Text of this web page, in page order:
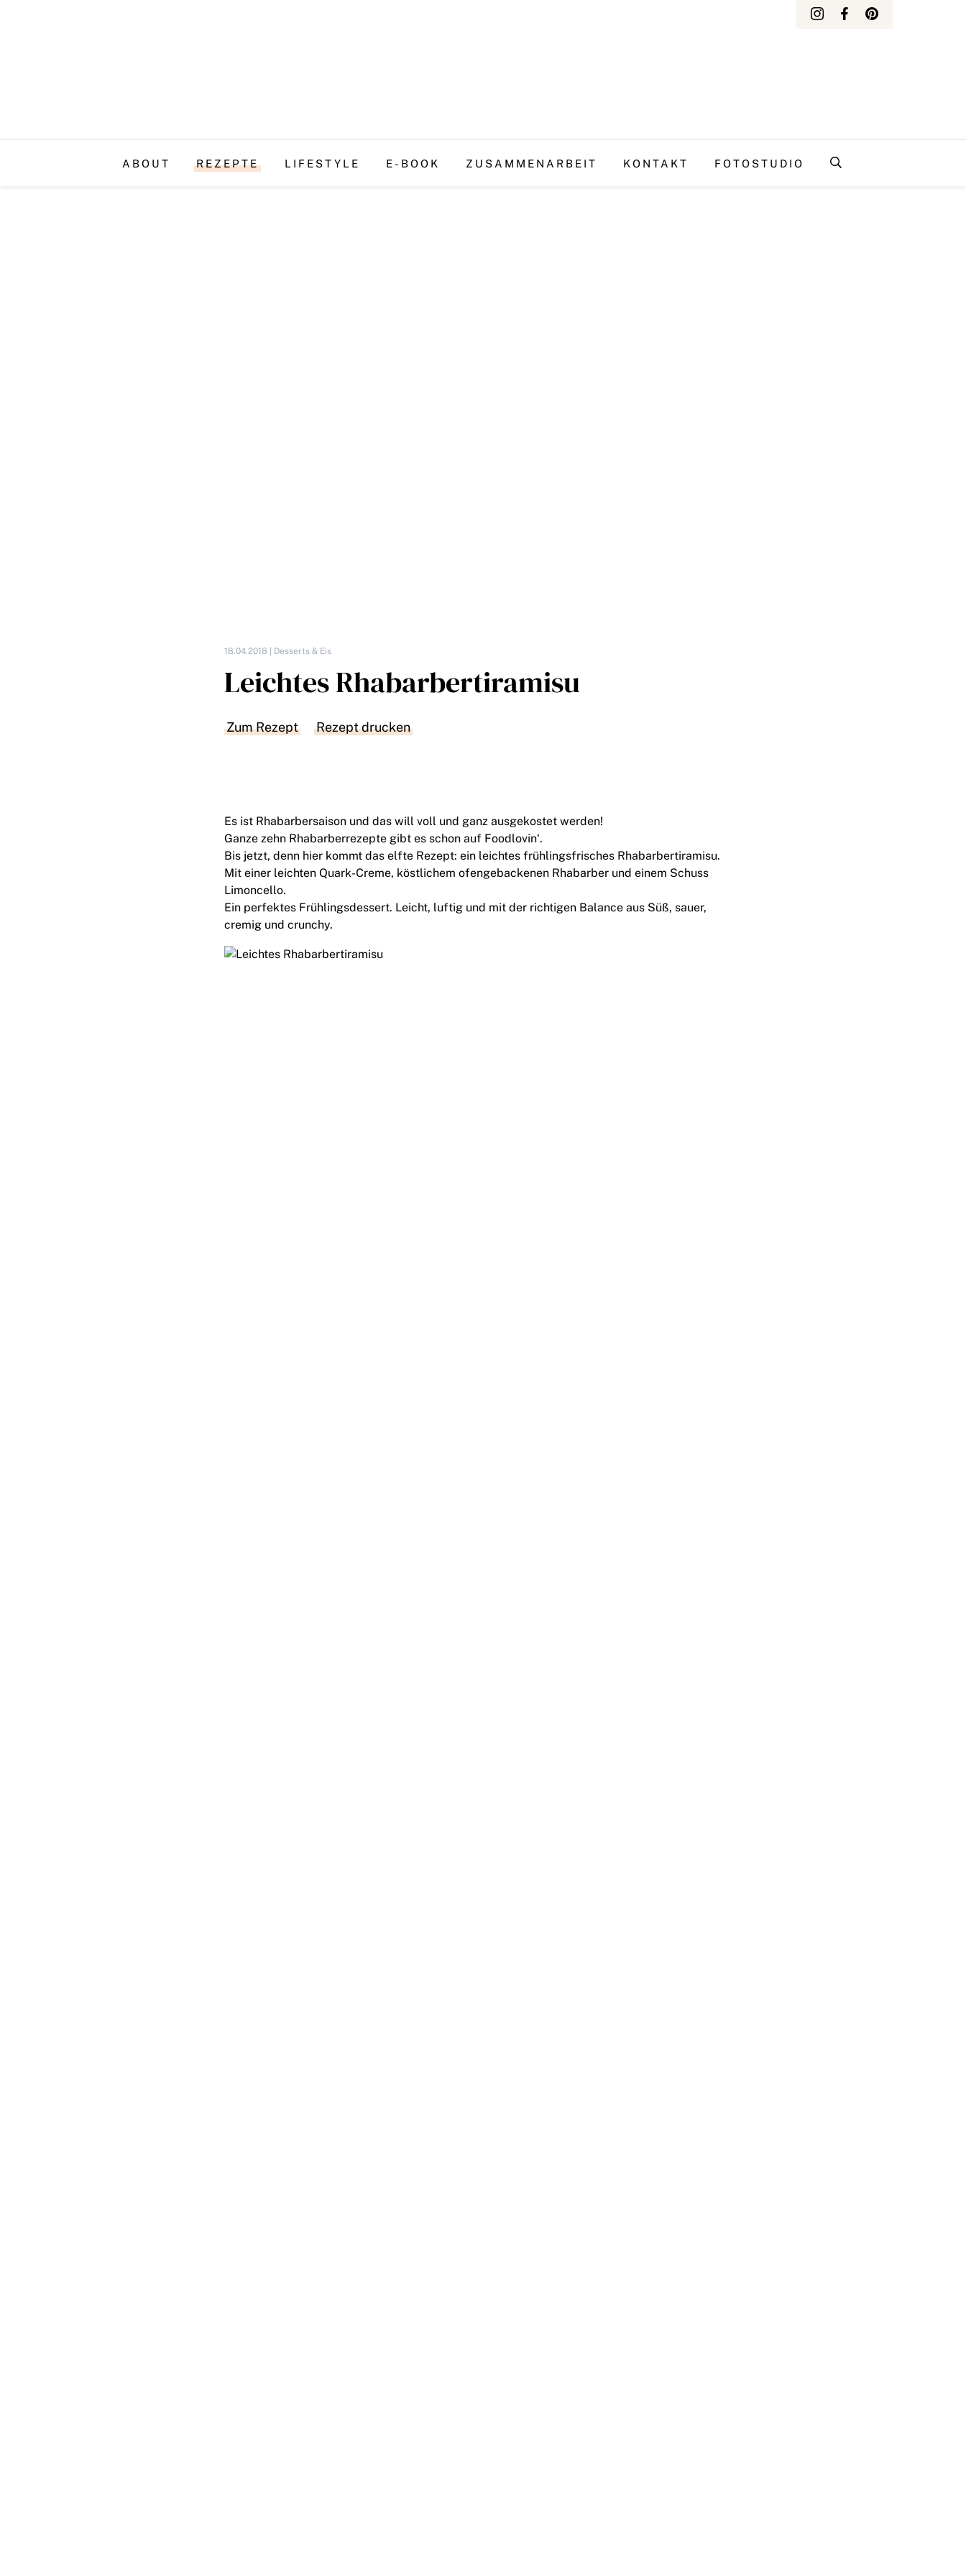
ABOUT REZEPTE LIFESTYLE E-BOOK ZUSAMMENARBEIT KONTAKT FOTOSTUDIO
18.04.2018 | Desserts & Eis
Leichtes Rhabarbertiramisu
Zum Rezept Rezept drucken
Es ist Rhabarbersaison und das will voll und ganz ausgekostet werden!
Ganze zehn Rhabarberrezepte gibt es schon auf Foodlovin‘.
Bis jetzt, denn hier kommt das elfte Rezept: ein leichtes frühlingsfrisches Rhabarbertiramisu.
Mit einer leichten Quark-Creme, köstlichem ofengebackenen Rhabarber und einem Schuss
Limoncello.
Ein perfektes Frühlingsdessert. Leicht, luftig und mit der richtigen Balance aus Süß, sauer,
cremig und crunchy.